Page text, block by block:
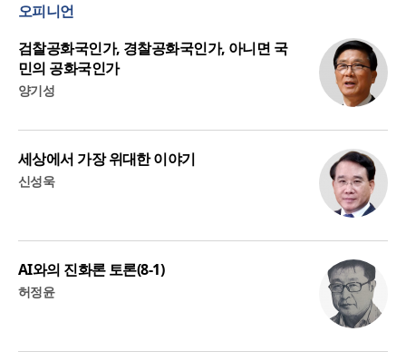
오피니언
검찰공화국인가, 경찰공화국인가, 아니면 국
민의 공화국인가
양기성
세상에서 가장 위대한 이야기
신성욱
AI와의 진화론 토론(8-1)
허정윤